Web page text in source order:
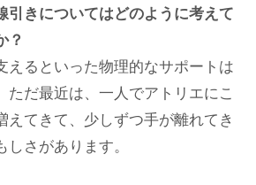
引きについてはどのように考えて
？
えるといった物理的なサポートは
ただ最近は、一人でアトリエにこ
えてきて、少しずつ手が離れてき
さがあります。